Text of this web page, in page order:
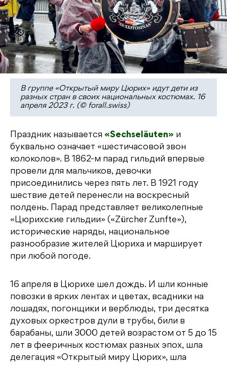
В группе «Открытый миру Цюрих» идут дети из
разных стран в своих национальных костюмах. 16
апреля 2023 г. (© forall.swiss)
Праздник называется «Sechseläuten» и
буквально означает «шестичасовой звон
колоколов». В 1862-м парад гильдий впервые
провели для мальчиков, девочки
присоединились через пять лет. В 1921 году
шествие детей перенесли на воскресный
полдень. Парад представляет великолепные
«Цюрихские гильдии» («Zürcher Zunfte»),
исторические наряды, национальное
разнообразие жителей Цюриха и марширует
при любой погоде.
16 апреля в Цюрихе шел дождь. И шли конные
повозки в ярких лентах и цветах, всадники на
лошадях, погонщики и верблюды, три десятка
духовых оркестров дули в трубы, били в
барабаны, шли 3000 детей возрастом от 5 до 15
лет в фееричных костюмах разных эпох, шла
делегация «Открытый миру Цюрих», шла